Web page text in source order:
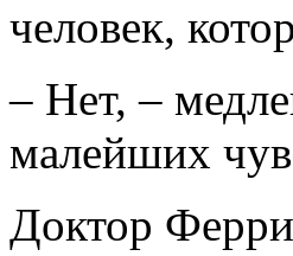
человек,
– Нет, –
малейших
Доктор